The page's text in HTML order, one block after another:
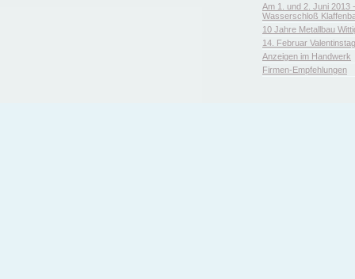
Am 1. und 2. Juni 2013
Wasserschloß
10 Jahre Metallbau
14. Februar
Anzeigen im Handwerk
Firmen-Empfehlungen